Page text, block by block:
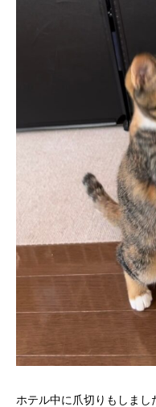
ホテル中に爪切りもしまし